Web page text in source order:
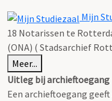
Mijn
18 Notarissen te
(ONA) ( Stadsarchief
Meer...
Uitleg bij archieftoegang
Een archieftoegang